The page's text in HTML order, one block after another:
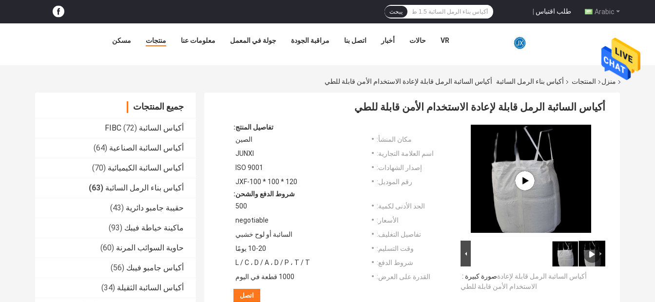
Arabic طلب اقتباس | يبحث
مسكن منتجات معلومات عنا جولة في المعمل مراقبة الجودة اتصل بنا أخبار حالات VR
منزل المنتجات أكياس بناء الرمل السائبة أكياس السائبة الرمل قابلة لإعادة الاستخدام الأمن قابلة للطي
جميع المنتجات
أكياس السائبة FIBC (72)
أكياس السائبة الصناعية (64)
أكياس السائبة الكيميائية (70)
أكياس بناء الرمل السائبة (63)
حقيبة جامبو دائرية (43)
ماكينة خياطة فيبك (93)
حاوية السوائب المرنة (60)
أكياس جامبو فيبك (56)
أكياس السائبة الثقيلة (34)
أكياس السائبة الرمل قابلة لإعادة الاستخدام الأمن قابلة للطي
صورة كبيرة :أكياس السائبة الرمل قابلة لإعادة
الاستخدام الأمن قابلة للطي
تفاصيل المنتج:
مكان المنشأ:
الصين
اسم العلامة التجارية:
JUNXI
إصدار الشهادات:
ISO 9001
رقم الموديل:
JXF-100 * 100 * 120
شروط الدفع والشحن:
الحد الأدنى لكمية:
500
الأسعار:
negotiable
تفاصيل التغليف:
السائبة أو لوح خشبي
وقت التسليم:
10-20 يومًا
شروط الدفع:
L / C ، D / A ، D / P ، T / T
القدرة على العرض:
1000 قطعة في اليوم
اتصل